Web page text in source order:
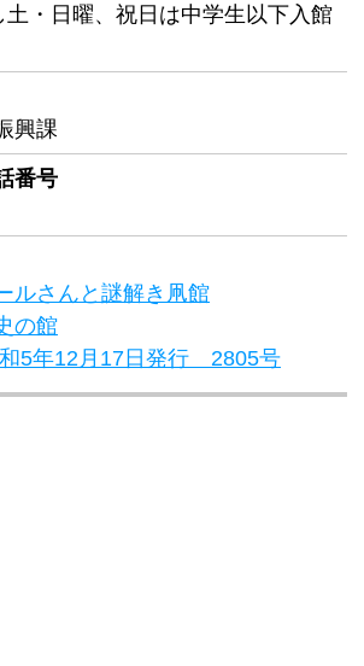
・日曜、祝日は中学生以下入館
興課
番号
ルさんと謎解き凧館
の館
5年12月17日発行 2805号